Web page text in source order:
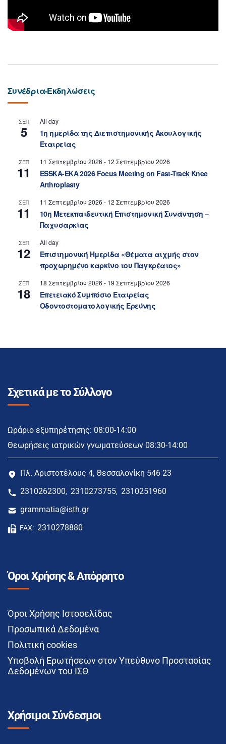
Συνέδρια-Εκδηλώσεις
ΣΕΠ
5
All day
1η ημερίδα της Διεπιστημονικής Ακουλογικής
Εταιρείας
ΣΕΠ
11
11 Σεπτεμβρίου 2026 - 12 Σεπτεμβρίου 2026
ESSKA-EKA 2026 Focus Meeting on Fast-Track Knee
Arthroplasty
ΣΕΠ
11
11 Σεπτεμβρίου 2026 - 12 Σεπτεμβρίου 2026
10η Μετεκπαιδευτική Επιστημονική Συνάντηση –
Παχυσαρκίας
ΣΕΠ
12
All day
Επιστημονική Ημερίδα «Θέματα αιχμής στον
προχωρημένο καρκίνο του Παγκρέατος»
ΣΕΠ
18
18 Σεπτεμβρίου 2026 - 19 Σεπτεμβρίου 2026
Επετειακό Συμπόσιο Εταιρείας
Οδοντοστοματολογικής Ερεύνης
Σχετικά με το Σύλλογο
Ωράριο εξυπηρέτησης: 08:00-14:00
Θεωρήσεις ιατρικών γνωματεύσεων 08:30-14:00
Πλ. Αριστοτέλους 4, Θεσσαλονίκη 546 23
2310262300, 2310273755, 2310251960
grammatia@isth.gr
FAX: 2310278880
Όροι Χρήσης & Απόρρητο
Όροι Χρήσης Ιστοσελίδας
Προσωπικά Δεδομένα
Πολιτική cookies
Υποβολή Ερωτήσεων στον Υπεύθυνο Προστασίας
Δεδομένων του ΙΣΘ
Χρήσιμοι Σύνδεσμοι